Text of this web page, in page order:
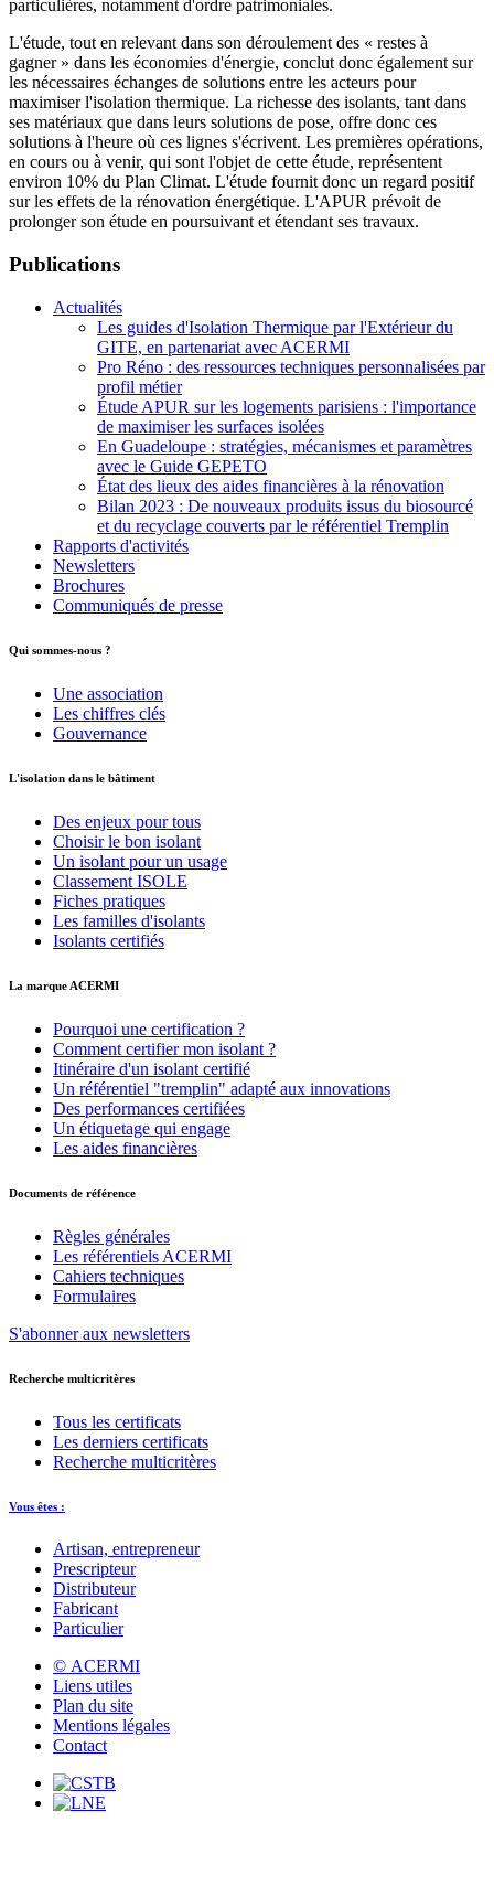
particulières, notamment d'ordre patrimoniales.
L'étude, tout en relevant dans son déroulement des « restes à
gagner » dans les économies d'énergie, conclut donc également sur
les nécessaires échanges de solutions entre les acteurs pour
maximiser l'isolation thermique. La richesse des isolants, tant dans
ses matériaux que dans leurs solutions de pose, offre donc ces
solutions à l'heure où ces lignes s'écrivent. Les premières opérations,
en cours ou à venir, qui sont l'objet de cette étude, représentent
environ 10% du Plan Climat. L'étude fournit donc un regard positif
sur les effets de la rénovation énergétique. L'APUR prévoit de
prolonger son étude en poursuivant et étendant ses travaux.
Publications
Actualités
Les guides d'Isolation Thermique par l'Extérieur du
GITE, en partenariat avec ACERMI
Pro Réno : des ressources techniques personnalisées par
profil métier
Étude APUR sur les logements parisiens : l'importance
de maximiser les surfaces isolées
En Guadeloupe : stratégies, mécanismes et paramètres
avec le Guide GEPETO
État des lieux des aides financières à la rénovation
Bilan 2023 : De nouveaux produits issus du biosourcé
et du recyclage couverts par le référentiel Tremplin
Rapports d'activités
Newsletters
Brochures
Communiqués de presse
Qui sommes-nous ?
Une association
Les chiffres clés
Gouvernance
L'isolation dans le bâtiment
Des enjeux pour tous
Choisir le bon isolant
Un isolant pour un usage
Classement ISOLE
Fiches pratiques
Les familles d'isolants
Isolants certifiés
La marque ACERMI
Pourquoi une certification ?
Comment certifier mon isolant ?
Itinéraire d'un isolant certifié
Un référentiel "tremplin" adapté aux innovations
Des performances certifiées
Un étiquetage qui engage
Les aides financières
Documents de référence
Règles générales
Les référentiels ACERMI
Cahiers techniques
Formulaires
S'abonner aux newsletters
Recherche multicritères
Tous les certificats
Les derniers certificats
Recherche multicritères
Vous êtes :
Artisan, entrepreneur
Prescripteur
Distributeur
Fabricant
Particulier
© ACERMI
Liens utiles
Plan du site
Mentions légales
Contact